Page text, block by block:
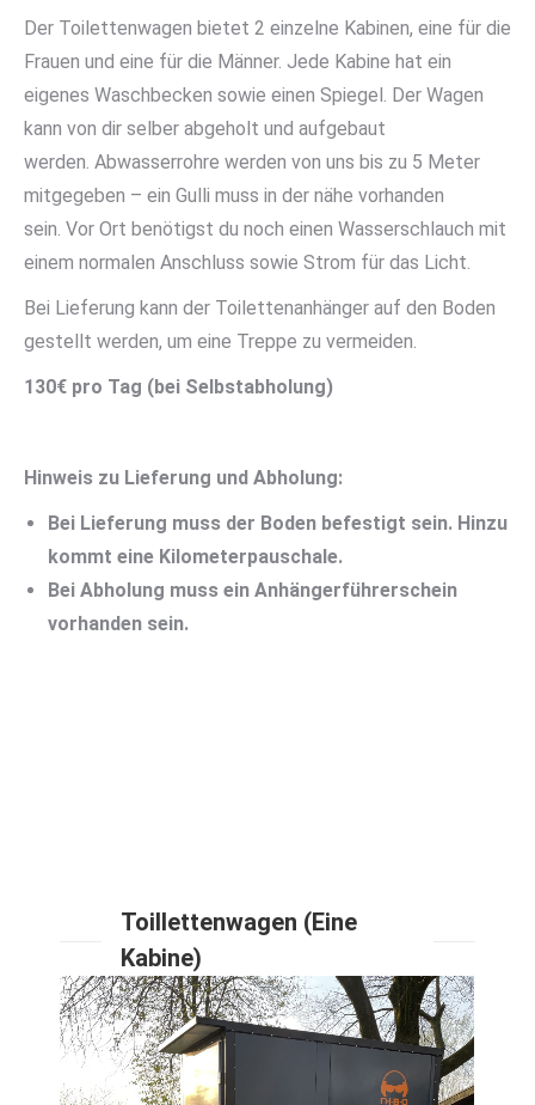
Der Toilettenwagen bietet 2 einzelne Kabinen, eine für die
Frauen und eine für die Männer. Jede Kabine hat ein
eigenes Waschbecken sowie einen Spiegel. Der Wagen
kann von dir selber abgeholt und aufgebaut
werden. Abwasserrohre werden von uns bis zu 5 Meter
mitgegeben – ein Gulli muss in der nähe vorhanden
sein. Vor Ort benötigst du noch einen Wasserschlauch mit
einem normalen Anschluss sowie Strom für das Licht.
Bei Lieferung kann der Toilettenanhänger auf den Boden
gestellt werden, um eine Treppe zu vermeiden.
130€ pro Tag (bei Selbstabholung)
Hinweis zu Lieferung und Abholung:
Bei Lieferung muss der Boden befestigt sein. Hinzu
kommt eine Kilometerpauschale.
Bei Abholung muss ein Anhängerführerschein
vorhanden sein.
Toillettenwagen (Eine
Kabine)